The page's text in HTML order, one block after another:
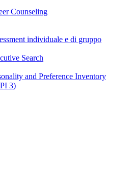
Counseling
individuale e di gruppo
Search
and Preference Inventory
3)